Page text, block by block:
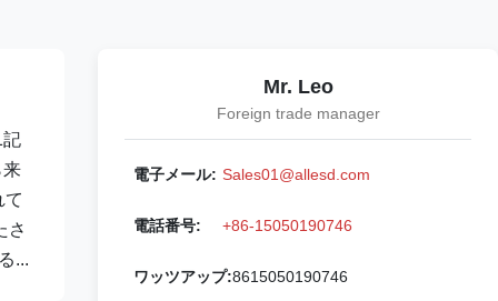
記
来
て
さ
...
Mr. Leo
Foreign trade manager
電子メール: Sales01@allesd.com
電話番号: +86-15050190746
ワッツアップ:8615050190746